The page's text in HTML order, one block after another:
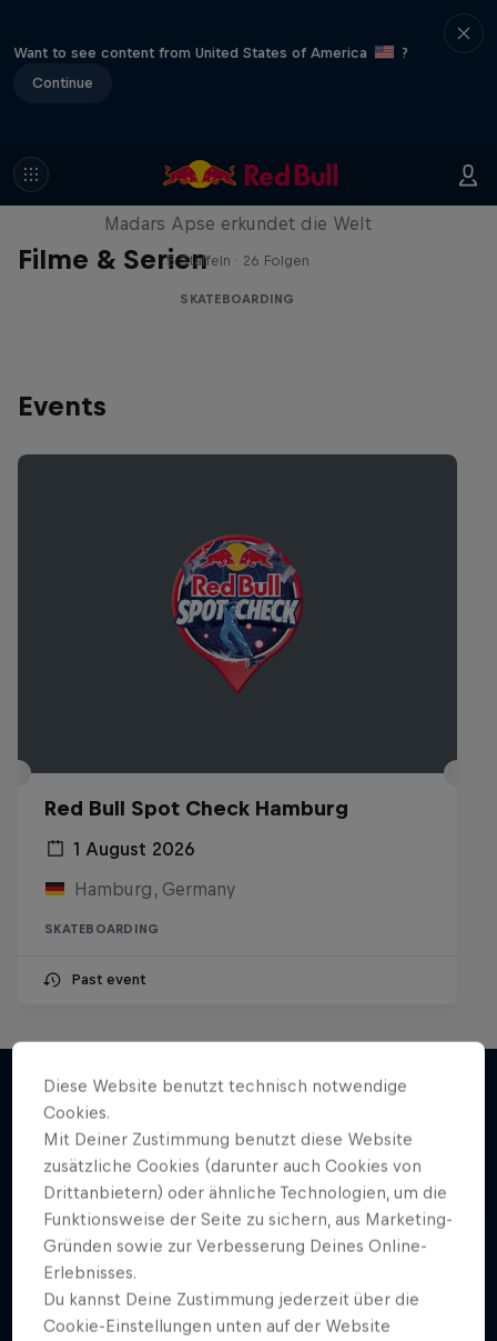
Want to see content from United States of America
?
Continue
Filme & Serien
Skate Tales
Madars Apse erkundet die Welt
5 Staffeln · 26 Folgen
SKATEBOARDING
Events
Red Bull Spot Check Hamburg
1 August 2026
Hamburg, Germany
SKATEBOARDING
Past event
Weiter geht´s hier
Diese Website benutzt technisch notwendige
Cookies.
Mit Deiner Zustimmung benutzt diese Website
zusätzliche Cookies (darunter auch Cookies von
Drittanbietern) oder ähnliche Technologien, um die
Funktionsweise der Seite zu sichern, aus Marketing-
Gründen sowie zur Verbesserung Deines Online-
Erlebnisses.
Du kannst Deine Zustimmung jederzeit über die
Cookie-Einstellungen unten auf der Website